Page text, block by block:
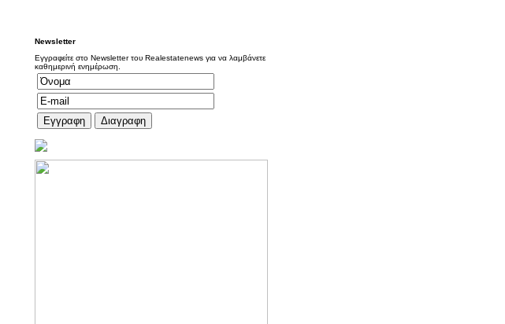
Newsletter
Εγγραφείτε στο Newsletter του Realestatenews για να λαμβάνετε
καθημερινή ενημέρωση.